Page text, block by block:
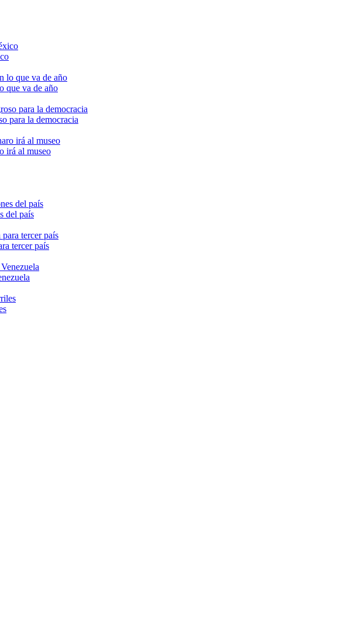
que va de año
para la democracia
irá al museo
del país
tercer país